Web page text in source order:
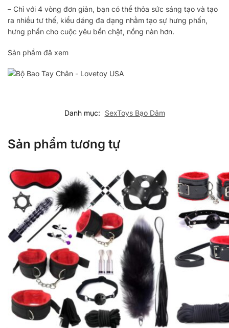
– Chỉ với 4 vòng đơn giản, bạn có thể thỏa sức sáng tạo và tạo
ra nhiều tư thế, kiểu dáng đa dạng nhằm tạo sự hưng phấn,
hưng phấn cho cuộc yêu bền chặt, nồng nàn hơn.
Sản phẩm đã xem
Danh mục: SexToys Bạo Dâm
Sản phẩm tương tự